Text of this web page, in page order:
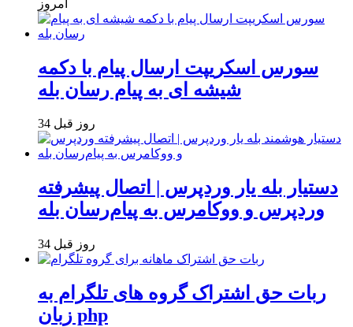
امروز
سورس اسکریپت ارسال پیام با دکمه
شیشه ای به پیام رسان بله
34 روز قبل
دستیار بله یار وردپرس | اتصال پیشرفته
وردپرس و ووکامرس به پیام‌رسان بله
34 روز قبل
ربات حق اشتراک گروه های تلگرام به
زبان php